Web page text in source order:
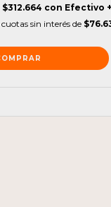
$312.664 con Efectivo
cuotas sin interés de